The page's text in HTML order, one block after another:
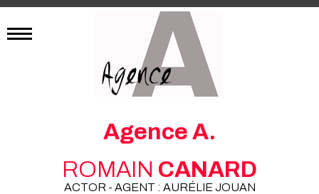
Agence A.
ROMAIN CANARD
ACTOR - AGENT : AURÉLIE JOUAN